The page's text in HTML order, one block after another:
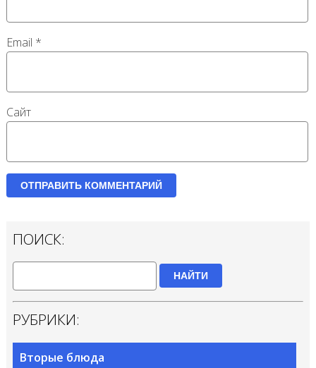
Email *
Сайт
ПОИСК:
НАЙТИ
РУБРИКИ:
Вторые блюда